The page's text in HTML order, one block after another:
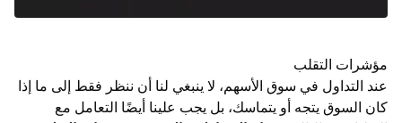
مؤشرات التقلب
عند التداول في سوق الأسهم، لا ينبغي لنا أن ننظر فقط إلى ما إذا
كان السوق يتجه أو يتماسك، بل يجب علينا أيضًا التعامل مع